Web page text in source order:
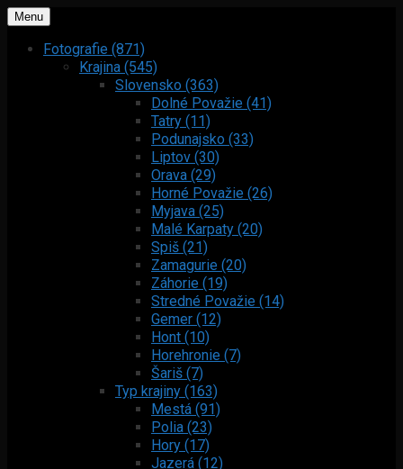
Menu
Fotografie (871)
Krajina (545)
Slovensko (363)
Dolné Považie (41)
Tatry (11)
Podunajsko (33)
Liptov (30)
Orava (29)
Horné Považie (26)
Myjava (25)
Malé Karpaty (20)
Spiš (21)
Zamagurie (20)
Záhorie (19)
Stredné Považie (14)
Gemer (12)
Hont (10)
Horehronie (7)
Šariš (7)
Typ krajiny (163)
Mestá (91)
Polia (23)
Hory (17)
Jazerá (12)